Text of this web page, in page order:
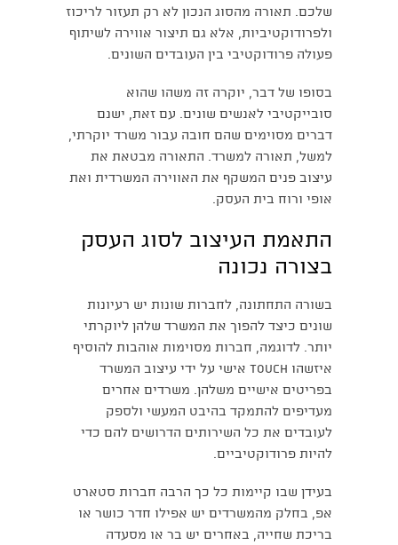
שלכם. תאורה מהסוג הנכון לא רק תעזור לריכוז
ולפרודוקטיביות, אלא גם תיצור אווירה לשיתוף
פעולה פרודוקטיבי בין העובדים השונים.
בסופו של דבר, יוקרה זה משהו שהוא
סובייקטיבי לאנשים שונים. עם זאת, ישנם
דברים מסוימים שהם חובה עבור משרד יוקרתי,
למשל, תאורה למשרד. התאורה מבטאת את
עיצוב פנים המשקף את האווירה המשרדית ואת
אופי ורוח בית העסק.
התאמת העיצוב לסוג העסק
בצורה נכונה
בשורה התחתונה, לחברות שונות יש רעיונות
שונים כיצד להפוך את המשרד שלהן ליוקרתי
יותר. לדוגמה, חברות מסוימות אוהבות להוסיף
איזשהו TOUCH אישי על ידי עיצוב המשרד
בפריטים אישיים משלהן. משרדים אחרים
מעדיפים להתמקד בהיבט המעשי ולספק
לעובדים את כל השירותים הדרושים להם כדי
להיות פרודוקטיביים.
בעידן שבו קיימות כל כך הרבה חברות סטארט
אפ, בחלק מהמשרדים יש אפילו חדר כושר או
בריכת שחייה, באחרים יש בר או מסעדה